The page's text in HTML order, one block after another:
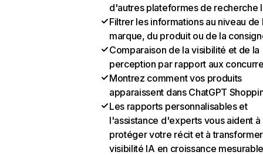
d'autres plateformes de recherche
Filtrer les informations au niveau de
marque, du produit ou de la
Comparaison de la visibilité et de la
perception par rapport aux
Montrez comment vos produits
apparaissent dans ChatGPT
Les rapports personnalisables et
l'assistance d'experts vous aident à
protéger votre récit et à
visibilité IA en croissance